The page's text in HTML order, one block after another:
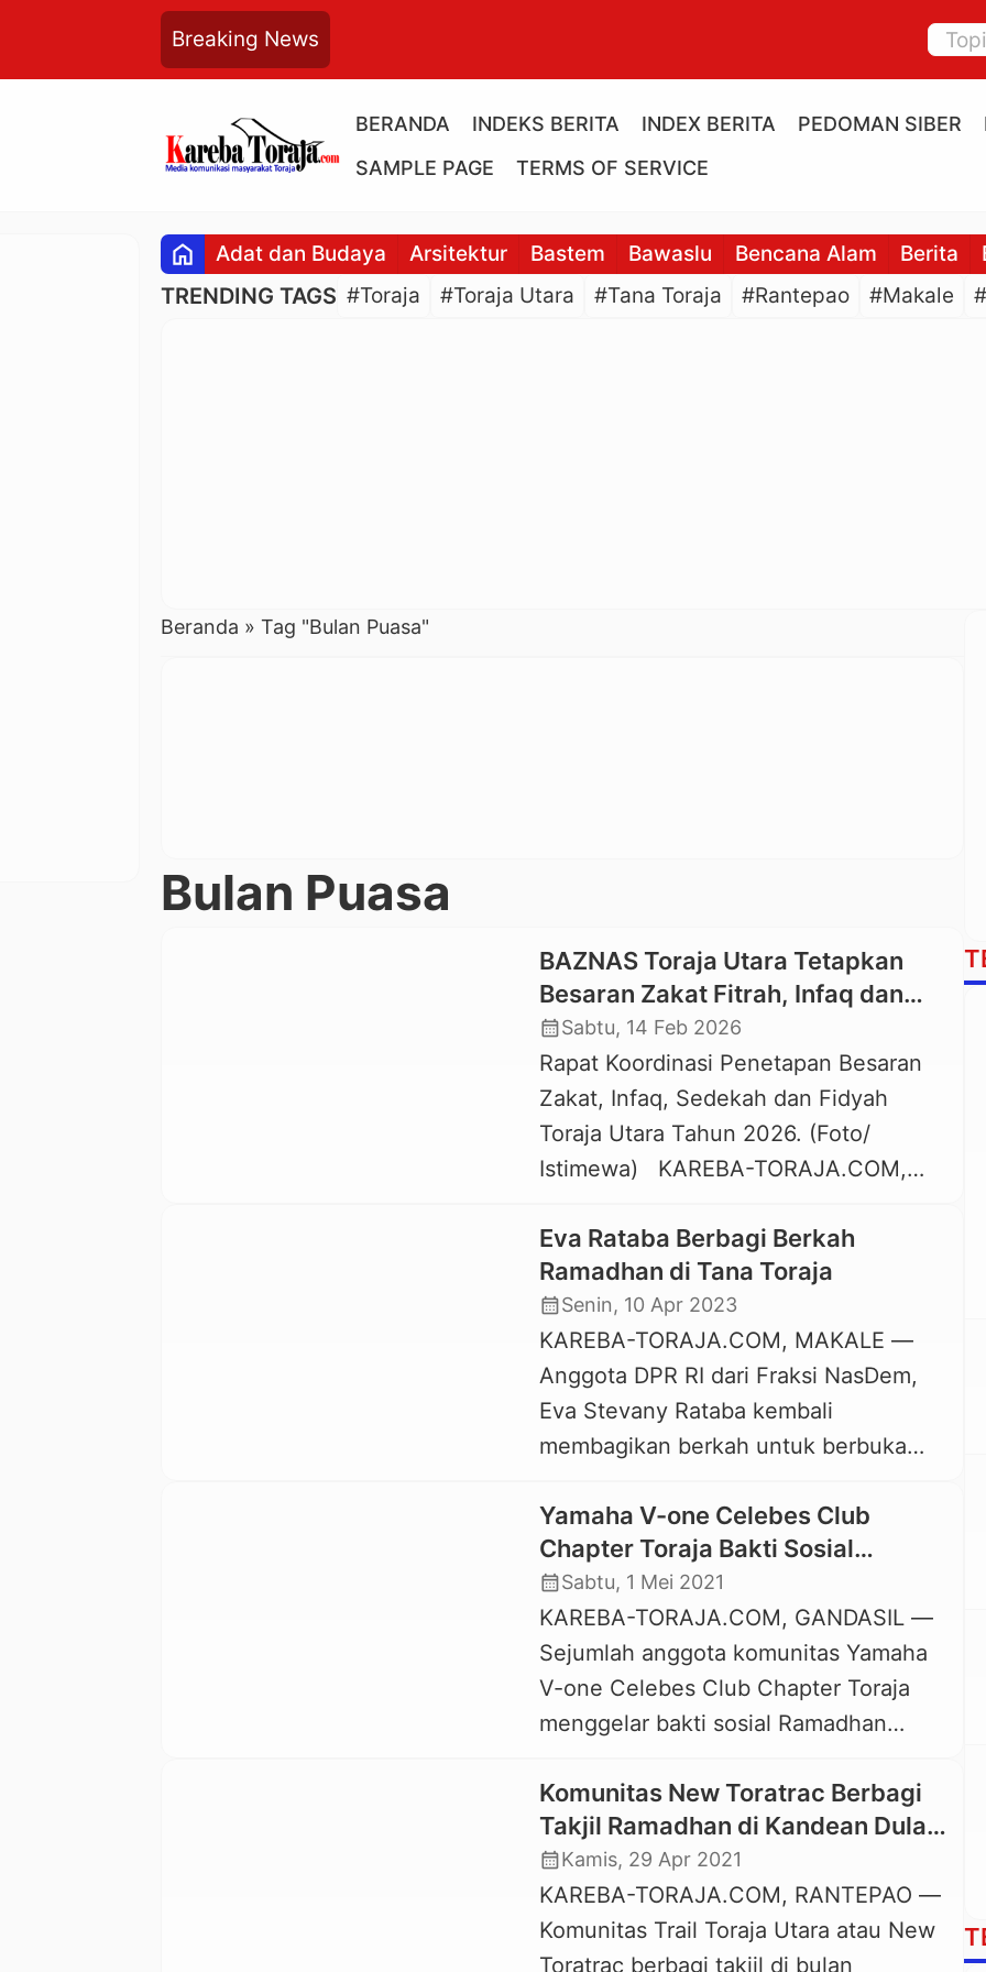
Breaking News
BERANDA INDEKS BERITA INDEX BERITA PEDOMAN SIBER
SAMPLE PAGE
TERMS OF SERVICE
home Adat dan Budaya Arsitektur Bastem Bawaslu Bencana Alam Berita
TRENDING TAGS #Toraja #Toraja Utara #Tana Toraja #Rantepao #Makale
Beranda » Tag "Bulan Puasa"
Bulan Puasa
BAZNAS Toraja Utara Tetapkan
Besaran Zakat Fitrah, Infaq dan
Fidyah Tahun 2026
calendar_monthSabtu, 14 Feb 2026
Rapat Koordinasi Penetapan Besaran
Zakat, Infaq, Sedekah dan Fidyah
Toraja Utara Tahun 2026. (Foto/
Istimewa) KAREBA-TORAJA.COM,
Nasional (BAZNAS) Toraja Utara
bersama Forkopimda secara resmi
menetapkan besaran Zakat Fitrah,
Infaq dan Sedekah, serta Fidyah untuk
wilayah Kabupaten Toraja Utara.
Penetapan tersebut melalui rapat
koordinasi yang digelar di Kantor
Eva Rataba Berbagi Berkah
Ramadhan di Tana Toraja
calendar_monthSenin, 10 Apr 2023
KAREBA-TORAJA.COM, MAKALE —
Anggota DPR RI dari Fraksi NasDem,
Eva Stevany Rataba kembali
membagikan berkah untuk berbuka
Kecamatan Makale, Kabupaten Tana
Toraja, Senin, 10 April 2023.
Pembagian berkah Ramadhan ini
merupakan bentuk kepedulian Eva
Stevany Rataba saat bulan suci
Ramadhan Eva Stevany Rataba
mengatakan, kegiatan berbagi berkah
Yamaha V-one Celebes Club
Chapter Toraja Bakti Sosial
Ramadhan di Masjid Dinul Iman
A’da’
calendar_monthSabtu, 1 Mei 2021
KAREBA-TORAJA.COM, GANDASIL —
Sejumlah anggota komunitas Yamaha
V-one Celebes Club Chapter Toraja
menggelar bakti sosial Ramadhan
Masjid Dinul Iman A’da’, Lembang
Gandangbatu, Kecamatan
Gandangbatu Sillanan, Sabtu, 1 Mei
2021. Menurut Hermanto Laka, Ketua
Yamaha V-one Celebes Club Chapter
Komunitas New Toratrac Berbagi
Takjil Ramadhan di Kandean Dulan
Rantepao
calendar_monthKamis, 29 Apr 2021
KAREBA-TORAJA.COM, RANTEPAO —
Komunitas Trail Toraja Utara atau New
Toratrac berbagi takjil di bulan